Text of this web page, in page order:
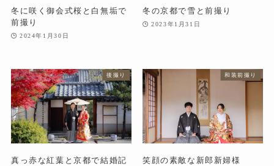
冬に咲く御会式桜と白無垢で
前撮り
2024年1月30日
冬の京都で雪と前撮り
2023年1月31日
後撮り
真っ赤な紅葉と京都で結婚記
和装前撮り
笑顔の素敵な新郎新婦様